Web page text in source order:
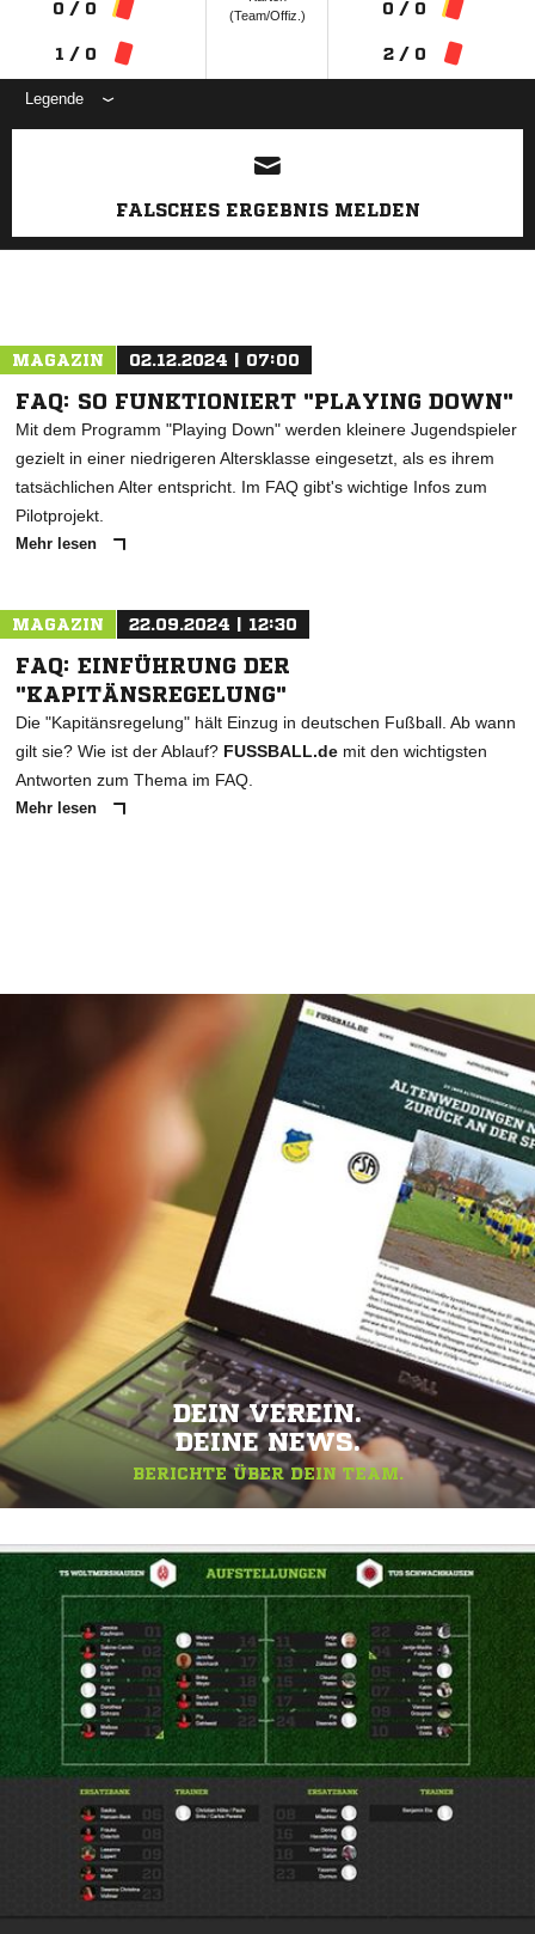
0 / 0
1 / 0
(Team/Offiz.)
0 / 0
2 / 0
Legende
ANZEIGE
FALSCHES ERGEBNIS MELDEN
MAGAZIN 02.12.2024 | 07:00
FAQ: SO FUNKTIONIERT "PLAYING DOWN"
Mit dem Programm "Playing Down" werden kleinere Jugendspieler
gezielt in einer niedrigeren Altersklasse eingesetzt, als es ihrem
tatsächlichen Alter entspricht. Im FAQ gibt's wichtige Infos zum
Pilotprojekt.
Mehr lesen
MAGAZIN 22.09.2024 | 12:30
FAQ: EINFÜHRUNG DER
"KAPITÄNSREGELUNG"
Die "Kapitänsregelung" hält Einzug in deutschen Fußball. Ab wann
gilt sie? Wie ist der Ablauf? FUSSBALL.de mit den wichtigsten
Antworten zum Thema im FAQ.
Mehr lesen
DEIN VEREIN.
DEINE NEWS.
BERICHTE ÜBER DEIN TEAM.